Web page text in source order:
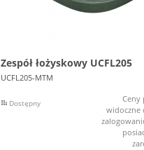
Zespół łożyskowy UCFL205
UCFL205-MTM
Dostępny
Ceny
widoczne